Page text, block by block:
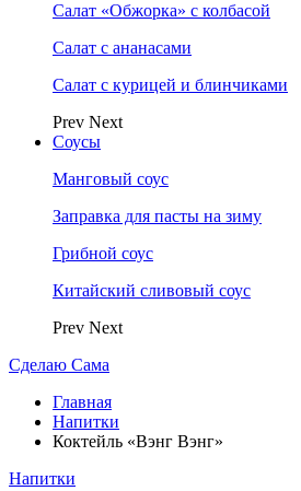
Салат «Обжорка» с колбасой
Салат с ананасами
Салат с курицей и блинчиками
Prev Next
Соусы
Манговый соус
Заправка для пасты на зиму
Грибной соус
Китайский сливовый соус
Prev Next
Сделаю Сама
Главная
Напитки
Коктейль «Вэнг Вэнг»
Напитки